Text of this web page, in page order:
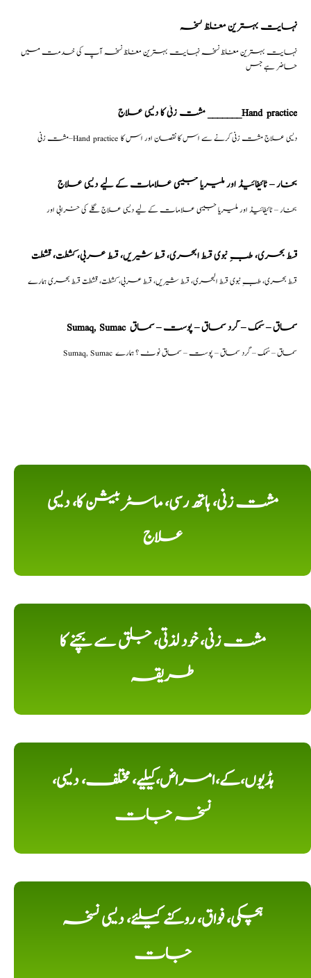
نہایت بہترین مغلظ نسخہ
نہایت بہترین مغلظ نسخہ نہایت بہترین مغلظ نسخہ آپ کی خدمت میں
حاضر ہے جس
مشت زنی کا دیسی علاج _______Hand practice
مشت زنی–Hand practice دیسی علاج مشت زنی کرنے سے اس کا نقصان اور اس کا
بخار – ٹائیفائیڈ اور ملیریا جیسی علامات کے لیے دیسی علاج
بخار – ٹائیفائیڈ اور ملیریا جیسی علامات کے لیے دیسی علاج گلے کی خرابی اور
قسط بحری، طبِ نبوی قسط البحری، قسط شیریں، قسط عربی، كشطت، قشطت
قسط بحری، طبِ نبوی قسط البحری، قسط شیریں، قسط عربی، كشطت، قشطت قسط بحری ہمارے
Sumaq, Sumac سماق – سُمک – گرد سماق – پوست – سماق
Sumaq, Sumac سماق – سُمک – گرد سماق – پوست – سماق نوٹ ؟ ہمارے
مشت زنی، ہاتھ رسی، ماسٹر بیشن کا، دیسی
علاج
مشت زنی، خود لذتی، جلق سے بچنے کا
طریقہ
ہڈیوں،کے،امراض،کیلیے، مختلف، دیسی،
نسخہ جات
ہچکی، فواق، روکنے کیلئے، دیسی نسخہ
جات